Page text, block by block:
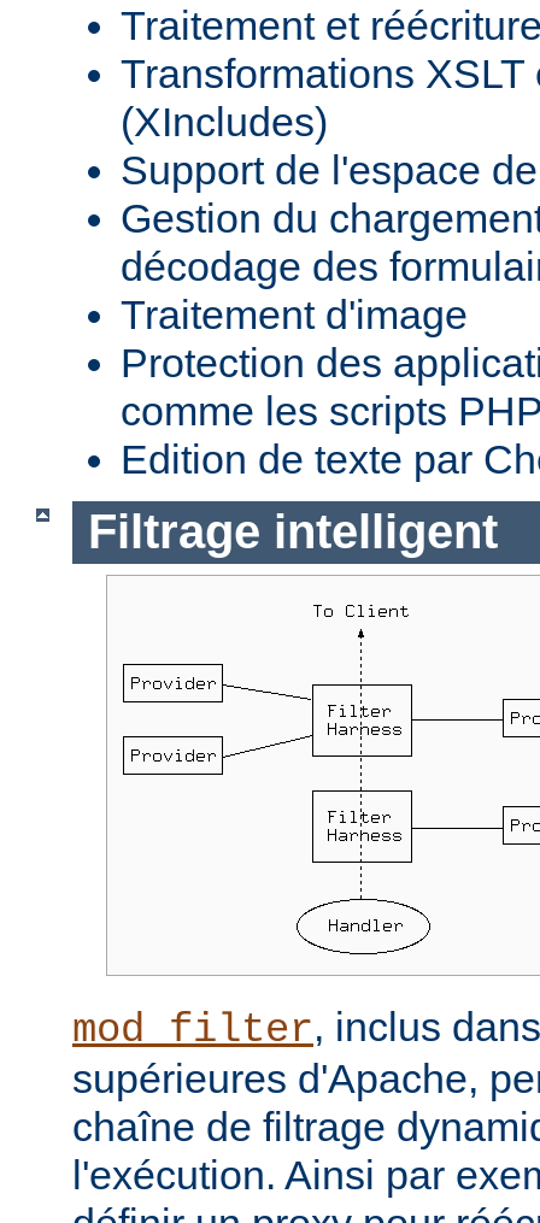
Traitement et
Transformations
(XIncludes)
Support de l'espace
Gestion du
décodage des
Traitement d'image
Protection des
comme les scripts
Edition de texte par
Filtrage intelligent
mod_filter, inclus
supérieures d'Apache,
chaîne de filtrage
l'exécution. Ainsi par